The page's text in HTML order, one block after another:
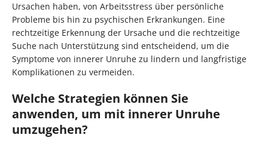
Ursachen haben, von Arbeitsstress über persönliche
Probleme bis hin zu psychischen Erkrankungen. Eine
rechtzeitige Erkennung der Ursache und die rechtzeitige
Suche nach Unterstützung sind entscheidend, um die
Symptome von innerer Unruhe zu lindern und langfristige
Komplikationen zu vermeiden.
Welche Strategien können Sie
anwenden, um mit innerer Unruhe
umzugehen?